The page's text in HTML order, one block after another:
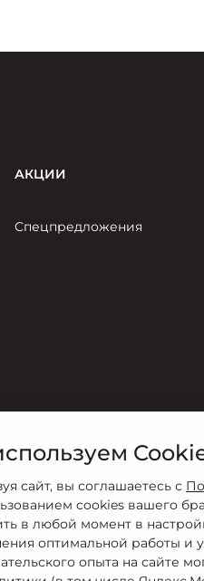
АКЦИИ
Спецпредложения
Продажи
сайт, вы соглашаетесь с
cookies вашего
в любой момент в
оптимальной работы и
опыта на сайте